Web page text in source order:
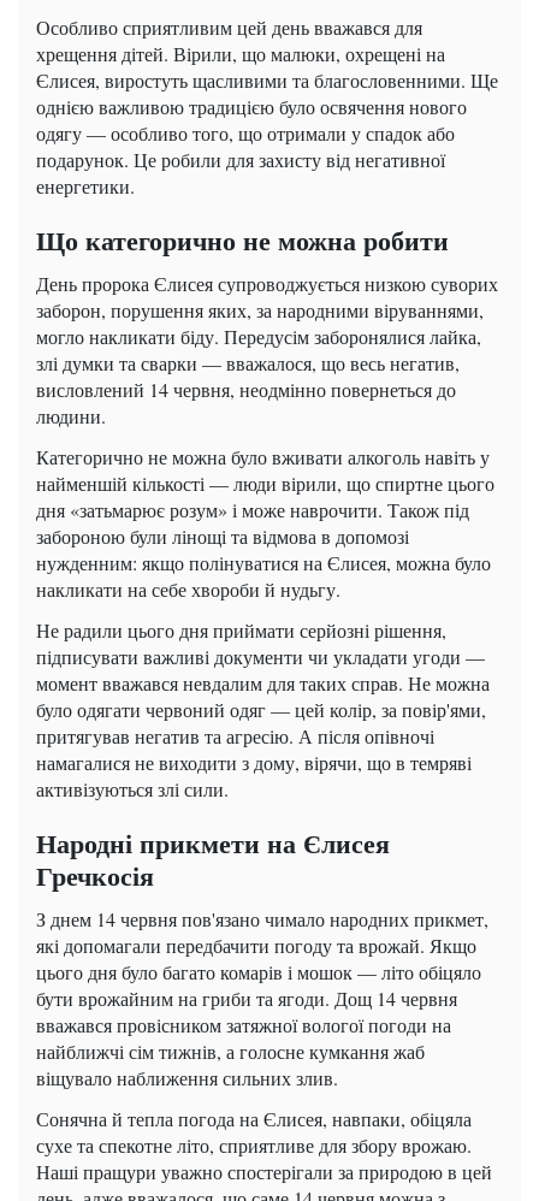
Особливо сприятливим цей день вважався для
хрещення дітей. Вірили, що малюки, охрещені на
Єлисея, виростуть щасливими та благословенними. Ще
однією важливою традицією було освячення нового
одягу — особливо того, що отримали у спадок або
подарунок. Це робили для захисту від негативної
енергетики.
Що категорично не можна робити
День пророка Єлисея супроводжується низкою суворих
заборон, порушення яких, за народними віруваннями,
могло накликати біду. Передусім заборонялися лайка,
злі думки та сварки — вважалося, що весь негатив,
висловлений 14 червня, неодмінно повернеться до
людини.
Категорично не можна було вживати алкоголь навіть у
найменшій кількості — люди вірили, що спиртне цього
дня «затьмарює розум» і може наврочити. Також під
забороною були лінощі та відмова в допомозі
нужденним: якщо полінуватися на Єлисея, можна було
накликати на себе хвороби й нудьгу.
Не радили цього дня приймати серйозні рішення,
підписувати важливі документи чи укладати угоди —
момент вважався невдалим для таких справ. Не можна
було одягати червоний одяг — цей колір, за повір'ями,
притягував негатив та агресію. А після опівночі
намагалися не виходити з дому, вірячи, що в темряві
активізуються злі сили.
Народні прикмети на Єлисея
Гречкосія
З днем 14 червня пов'язано чимало народних прикмет,
які допомагали передбачити погоду та врожай. Якщо
цього дня було багато комарів і мошок — літо обіцяло
бути врожайним на гриби та ягоди. Дощ 14 червня
вважався провісником затяжної вологої погоди на
найближчі сім тижнів, а голосне кумкання жаб
віщувало наближення сильних злив.
Сонячна й тепла погода на Єлисея, навпаки, обіцяла
сухе та спекотне літо, сприятливе для збору врожаю.
Наші пращури уважно спостерігали за природою в цей